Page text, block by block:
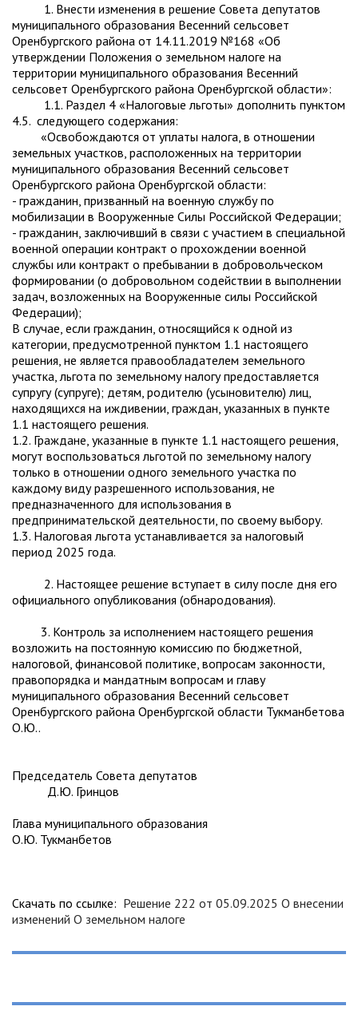
1. Внести изменения в решение Совета депутатов
муниципального образования Весенний сельсовет
Оренбургского района от 14.11.2019 №168 «Об
утверждении Положения о земельном налоге на
территории муниципального образования Весенний
сельсовет Оренбургского района Оренбургской области»:
1.1. Раздел 4 «Налоговые льготы» дополнить пунктом
4.5. следующего содержания:
«Освобождаются от уплаты налога, в отношении
земельных участков, расположенных на территории
муниципального образования Весенний сельсовет
Оренбургского района Оренбургской области:
- гражданин, призванный на военную службу по
мобилизации в Вооруженные Силы Российской Федерации;
- гражданин, заключивший в связи с участием в специальной
военной операции контракт о прохождении военной
службы или контракт о пребывании в добровольческом
формировании (о добровольном содействии в выполнении
задач, возложенных на Вооруженные силы Российской
Федерации);
В случае, если гражданин, относящийся к одной из
категории, предусмотренной пунктом 1.1 настоящего
решения, не является правообладателем земельного
участка, льгота по земельному налогу предоставляется
супругу (супруге); детям, родителю (усыновителю) лиц,
находящихся на иждивении, граждан, указанных в пункте
1.1 настоящего решения.
1.2. Граждане, указанные в пункте 1.1 настоящего решения,
могут воспользоваться льготой по земельному налогу
только в отношении одного земельного участка по
каждому виду разрешенного использования, не
предназначенного для использования в
предпринимательской деятельности, по своему выбору.
1.3. Налоговая льгота устанавливается за налоговый
период 2025 года.
2. Настоящее решение вступает в силу после дня его
официального опубликования (обнародования).
3. Контроль за исполнением настоящего решения
возложить на постоянную комиссию по бюджетной,
налоговой, финансовой политике, вопросам законности,
правопорядка и мандатным вопросам и главу
муниципального образования Весенний сельсовет
Оренбургского района Оренбургской области Тукманбетова
О.Ю..
Председатель Совета депутатов
Д.Ю. Гринцов
Глава муниципального образования
О.Ю. Тукманбетов
Скачать по ссылке: Решение 222 от 05.09.2025 О внесении
изменений О земельном налоге